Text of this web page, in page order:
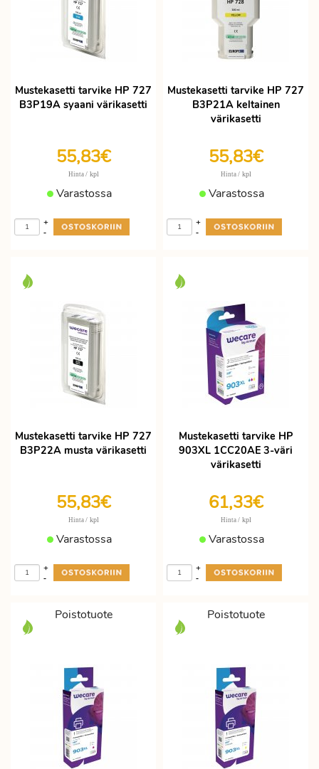
Mustekasetti tarvike HP 727
B3P19A syaani värikasetti
55,83€
Hinta / kpl
Varastossa
-
+
Mustekasetti tarvike HP 727
B3P21A keltainen
värikasetti
55,83€
Hinta / kpl
Varastossa
-
+
Mustekasetti tarvike HP 727
B3P22A musta värikasetti
55,83€
Hinta / kpl
Varastossa
-
+
Mustekasetti tarvike HP
903XL 1CC20AE 3-väri
värikasetti
61,33€
Hinta / kpl
Varastossa
-
+
Poistotuote Poistotuote